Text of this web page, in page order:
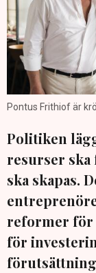
Pontus Frithiof är
Politiken
resurser
ska skapas.
reformer för
för